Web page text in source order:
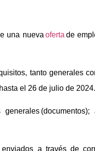
una nueva oferta de
tanto generales
el 26 de julio de 2024.
(documentos);
a través de